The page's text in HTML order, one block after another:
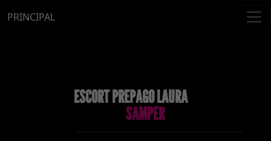
PRINCIPAL
ESCORT PREPAGO LAURA
SAMPER